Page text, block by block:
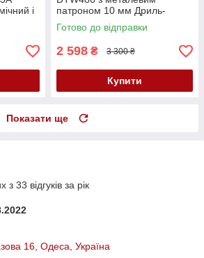
і
АКБ
патроном 10 мм Дриль-
шуруповерт Макіта
Шукупокрут з АКБ 24V
Готово до відправки
2 598 ₴ 3 300 ₴
Купити
Показати ще
33 відгуків за рік
16, Одеса, Україна